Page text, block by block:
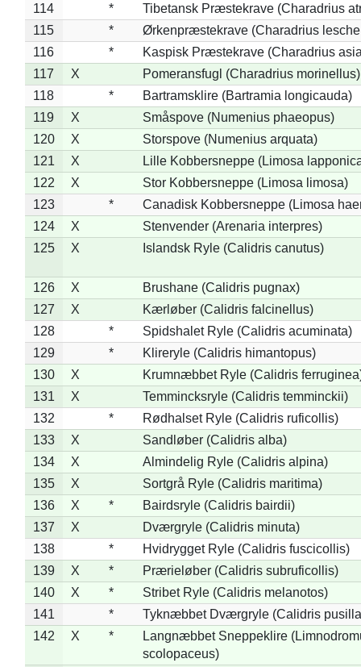
114
*
Tibetansk Præstekrave (Charadrius
115
*
Ørkenpræstekrave (Charadrius
116
*
Kaspisk Præstekrave (Charadrius
117
X
Pomeransfugl (Charadrius morinellus)
118
*
Bartramsklire (Bartramia longicauda)
119
X
Småspove (Numenius phaeopus)
120
X
Storspove (Numenius arquata)
121
X
Lille Kobbersneppe (Limosa
122
X
Stor Kobbersneppe (Limosa limosa)
123
*
Canadisk Kobbersneppe (Limosa
124
X
Stenvender (Arenaria interpres)
125
X Islandsk Ryle (Calidris canutus)
126 X
Brushane (Calidris pugnax)
127
X
Kærløber (Calidris falcinellus)
128
*
Spidshalet Ryle (Calidris acuminata)
129
*
Klireryle (Calidris himantopus)
130
X
Krumnæbbet Ryle (Calidris
131
X
Temmincksryle (Calidris temminckii)
132
*
Rødhalset Ryle (Calidris ruficollis)
133
X
Sandløber (Calidris alba)
134
X
Almindelig Ryle (Calidris alpina)
135
X
Sortgrå Ryle (Calidris maritima)
136
X *
Bairdsryle (Calidris bairdii)
137
X
Dværgryle (Calidris minuta)
138
*
Hvidrygget Ryle (Calidris fuscicollis)
139
X *
Prærieløber (Calidris subruficollis)
140
X *
Stribet Ryle (Calidris melanotos)
141
*
Tyknæbbet Dværgryle (Calidris
142
X *
Langnæbbet Sneppeklire
scolopaceus)